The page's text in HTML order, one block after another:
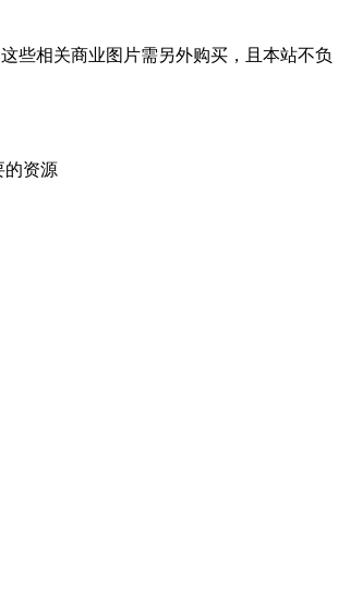
些相关商业图片需另外购买，且本站不负
的资源